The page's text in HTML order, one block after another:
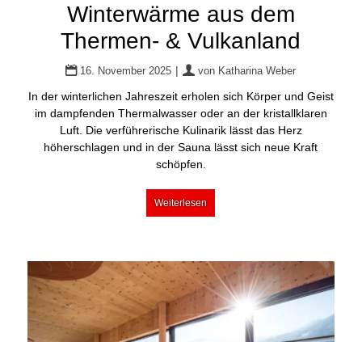
Winterwärme aus dem
Thermen- & Vulkanland
16. November 2025 | von Katharina Weber
In der winterlichen Jahreszeit erholen sich Körper und Geist
im dampfenden Thermalwasser oder an der kristallklaren
Luft. Die verführerische Kulinarik lässt das Herz
höherschlagen und in der Sauna lässt sich neue Kraft
schöpfen.
Weiterlesen